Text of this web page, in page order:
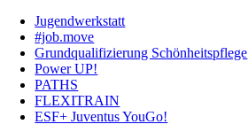
Jugendwerkstatt
#job.move
Grundqualifizierung Schönheitspflege
Power UP!
PATHS
FLEXITRAIN
ESF+ Juventus YouGo!